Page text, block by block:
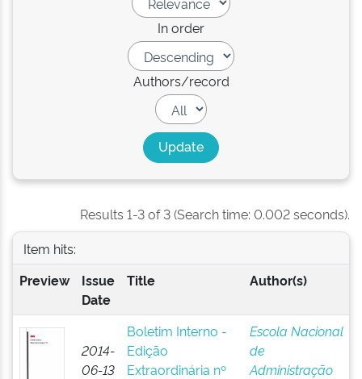
In order
Authors/record
Results 1-3 of 3 (Search time: 0.002 seconds).
Item hits:
Preview
Issue
Date
Title Author(s)
2014-
06-13
Boletim Interno -
Edição
Extraordinária nº
Escola Nacional
de
Administração